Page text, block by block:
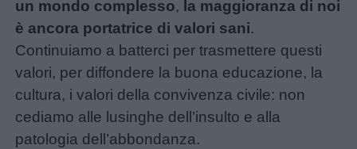
un mondo complesso, la maggioranza di noi
è ancora portatrice di valori sani.
Continuiamo a batterci per trasmettere questi
valori, per diffondere la buona educazione, la
cultura, i valori della convivenza civile: non
cediamo alle lusinghe dell’insulto e alla
patologia dell’abbondanza.